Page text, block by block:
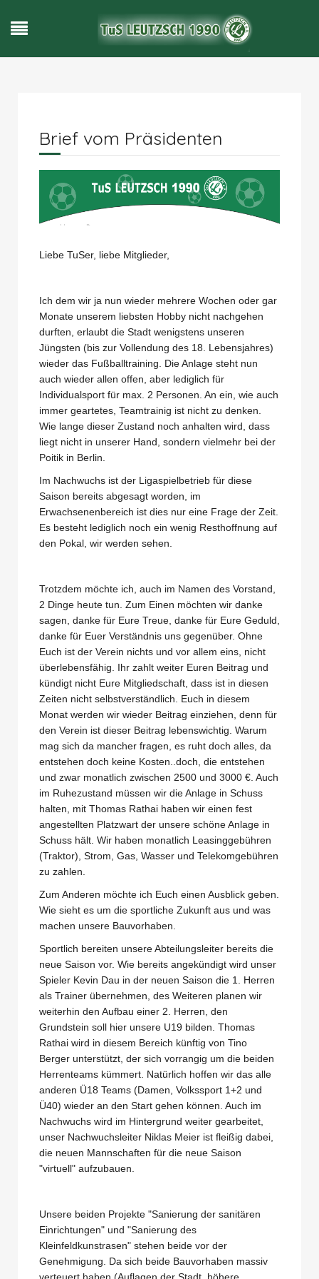
Brief vom Präsidenten
Liebe TuSer, liebe Mitglieder,
Ich dem wir ja nun wieder mehrere Wochen oder gar
Monate unserem liebsten Hobby nicht nachgehen
durften, erlaubt die Stadt wenigstens unseren
Jüngsten (bis zur Vollendung des 18. Lebensjahres)
wieder das Fußballtraining. Die Anlage steht nun
auch wieder allen offen, aber lediglich für
Individualsport für max. 2 Personen. An ein, wie auch
immer geartetes, Teamtrainig ist nicht zu denken.
Wie lange dieser Zustand noch anhalten wird, dass
liegt nicht in unserer Hand, sondern vielmehr bei der
Poitik in Berlin.
Im Nachwuchs ist der Ligaspielbetrieb für diese
Saison bereits abgesagt worden, im
Erwachsenenbereich ist dies nur eine Frage der Zeit.
Es besteht lediglich noch ein wenig Resthoffnung auf
den Pokal, wir werden sehen.
Trotzdem möchte ich, auch im Namen des Vorstand,
2 Dinge heute tun. Zum Einen möchten wir danke
sagen, danke für Eure Treue, danke für Eure Geduld,
danke für Euer Verständnis uns gegenüber. Ohne
Euch ist der Verein nichts und vor allem eins, nicht
überlebensfähig. Ihr zahlt weiter Euren Beitrag und
kündigt nicht Eure Mitgliedschaft, dass ist in diesen
Zeiten nicht selbstverständlich. Euch in diesem
Monat werden wir wieder Beitrag einziehen, denn für
den Verein ist dieser Beitrag lebenswichtig. Warum
mag sich da mancher fragen, es ruht doch alles, da
entstehen doch keine Kosten..doch, die entstehen
und zwar monatlich zwischen 2500 und 3000 €. Auch
im Ruhezustand müssen wir die Anlage in Schuss
halten, mit Thomas Rathai haben wir einen fest
angestellten Platzwart der unsere schöne Anlage in
Schuss hält. Wir haben monatlich Leasinggebühren
(Traktor), Strom, Gas, Wasser und Telekomgebühren
zu zahlen.
Zum Anderen möchte ich Euch einen Ausblick geben.
Wie sieht es um die sportliche Zukunft aus und was
machen unsere Bauvorhaben.
Sportlich bereiten unsere Abteilungsleiter bereits die
neue Saison vor. Wie bereits angekündigt wird unser
Spieler Kevin Dau in der neuen Saison die 1. Herren
als Trainer übernehmen, des Weiteren planen wir
weiterhin den Aufbau einer 2. Herren, den
Grundstein soll hier unsere U19 bilden. Thomas
Rathai wird in diesem Bereich künftig von Tino
Berger unterstützt, der sich vorrangig um die beiden
Herrenteams kümmert. Natürlich hoffen wir das alle
anderen Ü18 Teams (Damen, Volkssport 1+2 und
Ü40) wieder an den Start gehen können. Auch im
Nachwuchs wird im Hintergrund weiter gearbeitet,
unser Nachwuchsleiter Niklas Meier ist fleißig dabei,
die neuen Mannschaften für die neue Saison
"virtuell" aufzubauen.
Unsere beiden Projekte "Sanierung der sanitären
Einrichtungen" und "Sanierung des
Kleinfeldkunstrasen" stehen beide vor der
Genehmigung. Da sich beide Bauvorhaben massiv